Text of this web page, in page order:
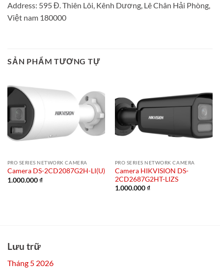
Address: 595 Đ. Thiên Lôi, Kênh Dương, Lê Chân Hải Phòng,
Việt nam 180000
SẢN PHẨM TƯƠNG TỰ
PRO SERIES NETWORK CAMERA
Camera DS-2CD2087G2H-LI(U)
1.000.000₫
PRO SERIES NETWORK CAMERA
Camera HIKVISION DS-
2CD2687G2HT-LIZS
1.000.000₫
Lưu trữ
Tháng 5 2026